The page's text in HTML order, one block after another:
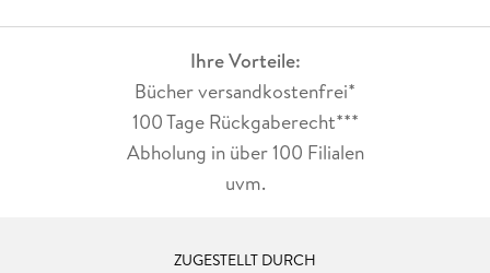
Ihre Vorteile:
Bücher versandkostenfrei*
100 Tage Rückgaberecht***
Abholung in über 100 Filialen
uvm.
ZUGESTELLT DURCH